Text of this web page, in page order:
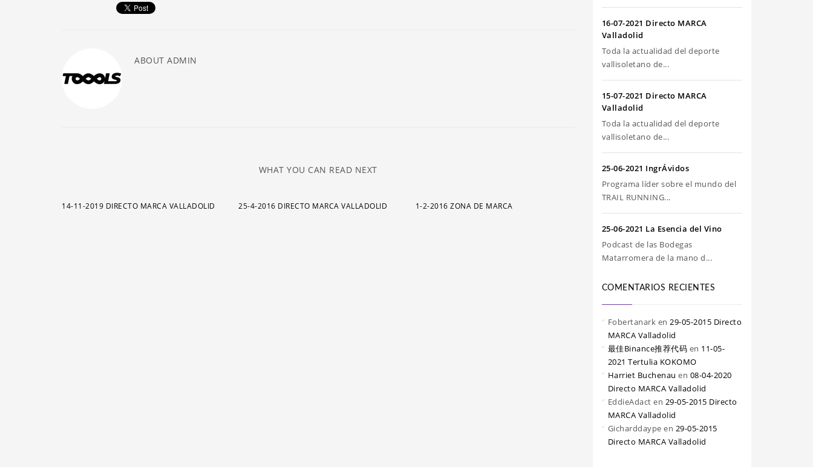
ABOUT ADMIN
WHAT YOU CAN READ NEXT
14-11-2019 DIRECTO MARCA VALLADOLID 25-4-2016 DIRECTO MARCA VALLADOLID 1-2-2016 ZONA DE MARCA
16-07-2021 Directo MARCA
Valladolid
Toda la actualidad del deporte
vallisoletano de...
15-07-2021 Directo MARCA
Valladolid
Toda la actualidad del deporte
vallisoletano de...
25-06-2021 IngrÁvidos
Programa líder sobre el mundo del
TRAIL RUNNING...
25-06-2021 La Esencia del Vino
Podcast de las Bodegas
Matarromera de la mano d...
COMENTARIOS RECIENTES
Fobertanark en 29-05-2015 Directo
MARCA Valladolid
最佳Binance推荐代码 en 11-05-
2021 Tertulia KOKOMO
Harriet Buchenau en 08-04-2020
Directo MARCA Valladolid
EddieAdact en 29-05-2015 Directo
MARCA Valladolid
Gicharddaype en 29-05-2015
Directo MARCA Valladolid